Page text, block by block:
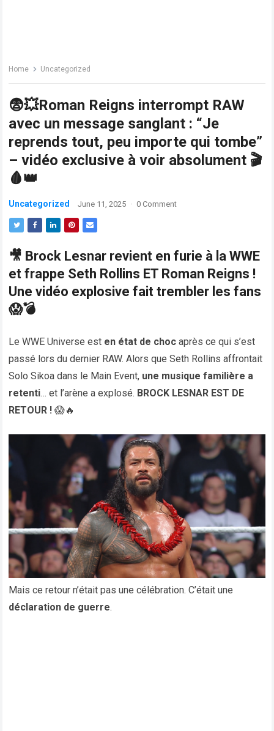
Home Uncategorized
😨💥Roman Reigns interrompt RAW
avec un message sanglant : “Je
reprends tout, peu importe qui tombe”
– vidéo exclusive à voir absolument 🎬
🩸👑
Uncategorized June 11, 2025 · 0 Comment
🎥 Brock Lesnar revient en furie à la WWE
et frappe Seth Rollins ET Roman Reigns !
Une vidéo explosive fait trembler les fans
😱💣
Le WWE Universe est en état de choc après ce qui s’est
passé lors du dernier RAW. Alors que Seth Rollins affrontait
Solo Sikoa dans le Main Event, une musique familière a
retenti… et l’arène a explosé. BROCK LESNAR EST DE
RETOUR ! 😱🔥
Mais ce retour n’était pas une célébration. C’était une
déclaration de guerre.